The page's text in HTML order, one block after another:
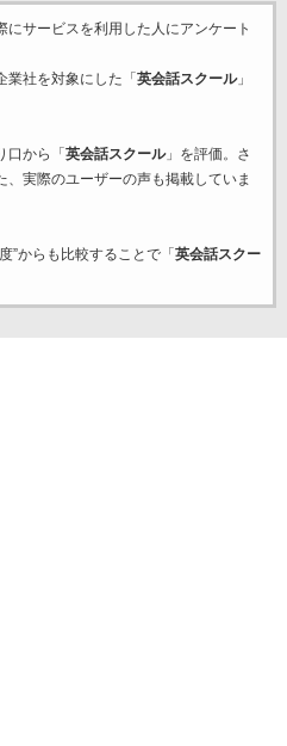
にサービスを利用した 人にアンケート
業社を対象にした「 英会話スクール」
口から「 英会話スクール」を評価。さ
、実際のユーザーの声も掲載していま
”からも比較することで「 英会話スクー